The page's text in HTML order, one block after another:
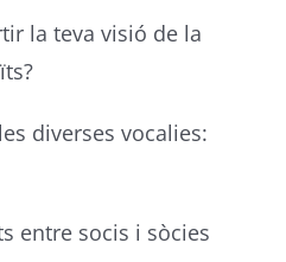
la teva visió de la
diverses vocalies:
entre socis i sòcies